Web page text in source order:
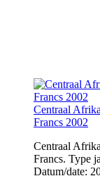
Centraal
Francs 2002
Centraal
Francs. Type
Datum/date: